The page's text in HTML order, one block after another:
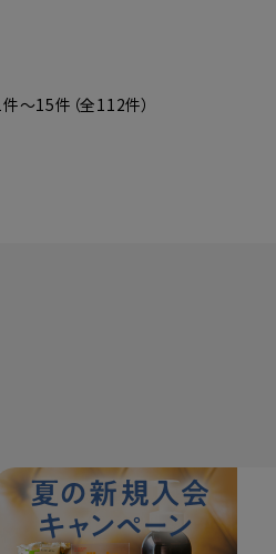
～15件（全112件）